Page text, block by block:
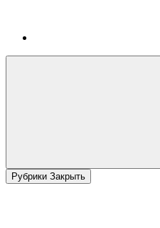
Рубрики Закрыть